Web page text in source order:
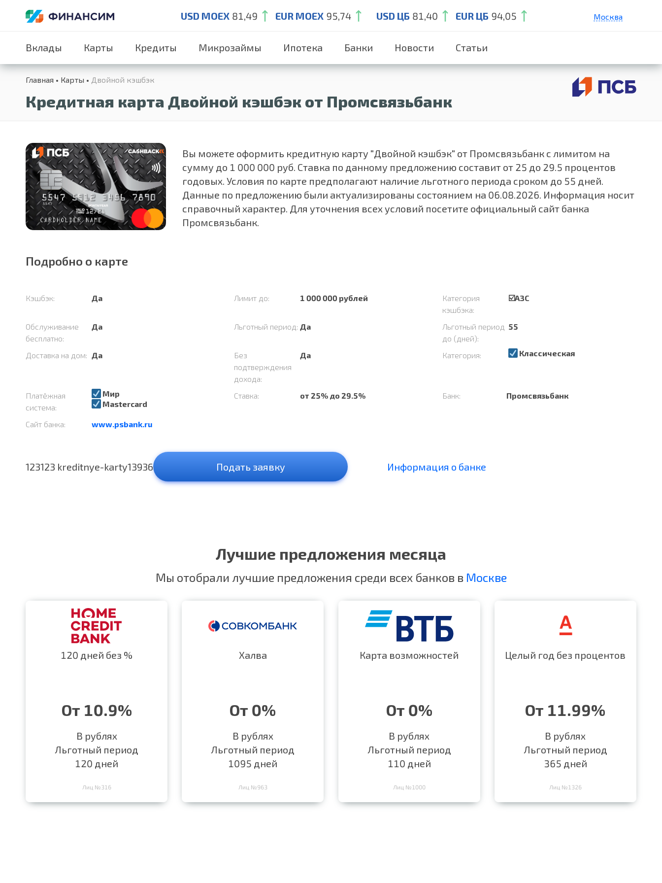
USD MOEX 81,49 EUR MOEX 95,74 USD ЦБ 81,40 EUR ЦБ 94,05 Москва
Краснодар
Нижний Новгород
Вклады Карты Кредиты Микрозаймы Ипотека Банки Новости Статьи
Главная Карты Двойной кэшбэк
Кредитная карта Двойной кэшбэк от Промсвязьбанк
Вы можете оформить кредитную карту "Двойной кэшбэк" от Промсвязьбанк с лимитом на
сумму до 1 000 000 руб. Ставка по данному предложению составит от 25 до 29.5 процентов
годовых. Условия по карте предполагают наличие льготного периода сроком до 55 дней.
Данные по предложению были актуализированы состоянием на 06.08.2026. Информация носит
справочный характер. Для уточнения всех условий посетите официальный сайт банка
Промсвязьбанк.
Подробно о карте
Кэшбэк: Да Лимит до: 1 000 000 рублей
Категория
кэшбэка:
☑️АЗС
Обслуживание
бесплатно:
Да Льготный период: Да
Льготный период
до (дней):
55
Доставка на дом: Да
Без
подтверждения
дохода:
Да Категория: Классическая
Платёжная
система:
Мир
Mastercard
Ставка: от 25% до 29.5% Банк: Промсвязьбанк
Сайт банка: www.psbank.ru
123123 kreditnye-karty13936 Подать заявку Информация о банке
Лучшие предложения месяца
Мы отобрали лучшие предложения среди всех банков в Москве
120 дней без %
От 10.9%
В рублях
Льготный период
120 дней
Лиц №316
Халва
От 0%
В рублях
Льготный период
1095 дней
Лиц №963
Карта возможностей
От 0%
В рублях
Льготный период
110 дней
Лиц №1000
Целый год без процентов
От 11.99%
В рублях
Льготный период
365 дней
Лиц №1326